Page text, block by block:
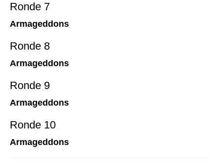
Ronde 7
Armageddons
Ronde 8
Armageddons
Ronde 9
Armageddons
Ronde 10
Armageddons